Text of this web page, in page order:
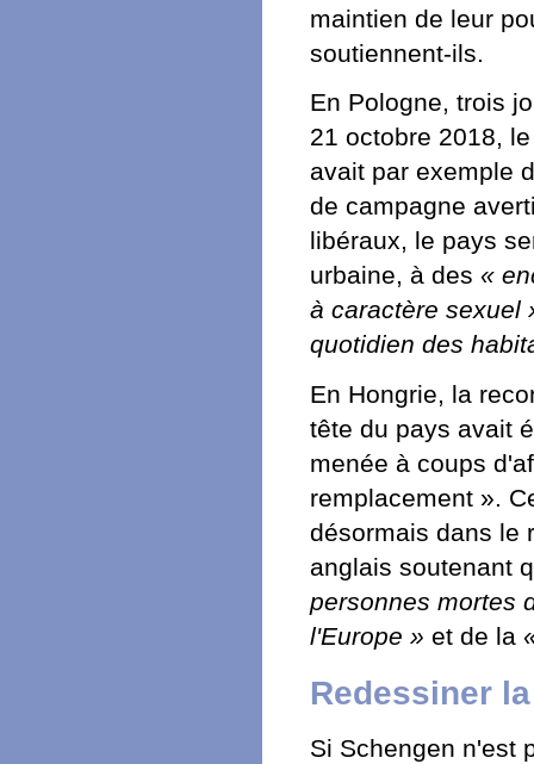
maintien de leur
soutiennent-ils.
En Pologne, trois
21 octobre 2018,
avait par exemple
de campagne
libéraux, le pays
urbaine, à des «
à caractère sexuel
quotidien des
En Hongrie, la
tête du pays avait
menée à coups
remplacement ».
désormais dans le
anglais soutenant
personnes mortes
l'Europe » et de la
Redessiner
Si Schengen n'est